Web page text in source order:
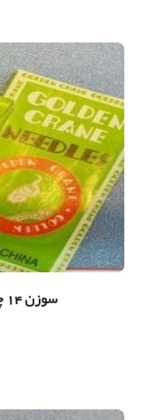
سوزن 14 چيني چرخ خياطي خانگي